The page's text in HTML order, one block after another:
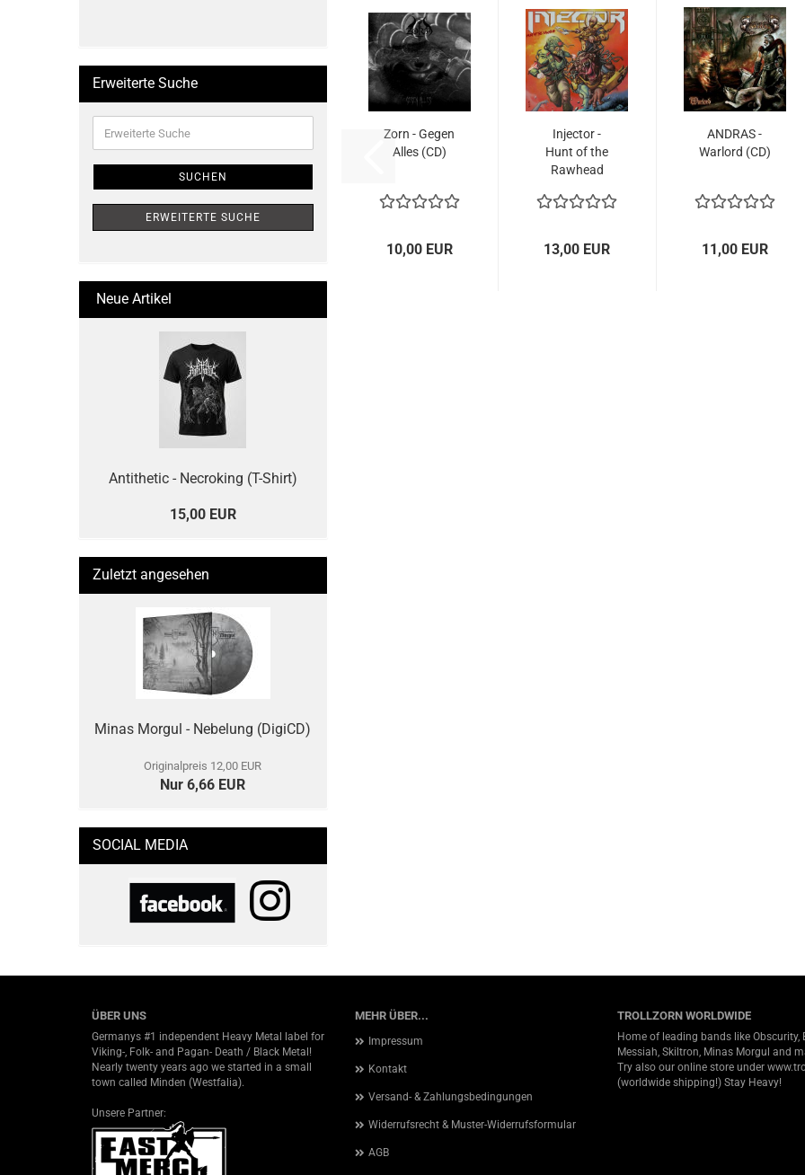
Zorn - Gegen
Alles (CD)
10,00 EUR
Injector -
Hunt of the
Rawhead
13,00 EUR
ANDRAS -
Warlord (CD)
11,00 EUR
Erweiterte Suche
Suche
SUCHEN
ERWEITERTE SUCHE
Neue Artikel
Antithetic - Necroking (T-Shirt)
15,00 EUR
Zuletzt angesehen
Minas Morgul - Nebelung (DigiCD)
Originalpreis 12,00 EUR
Nur 6,66 EUR
SOCIAL MEDIA
MEHR ÜBER...
Impressum
Kontakt
Versand- & Zahlungsbedingungen
Widerrufsrecht & Muster-Widerrufsformular
AGB
TROLLZORN WORLDWIDE
Home of leading bands like Obscurity,
Messiah, Skiltron, Minas Morgul and
Try also our online store under
(worldwide shipping!) Stay Heavy!
ÜBER UNS
Germanys #1 independent Heavy Metal label for
Viking-, Folk- and Pagan- Death / Black Metal!
Nearly twenty years ago we started in a small
town called Minden (Westfalia).
Unsere Partner: